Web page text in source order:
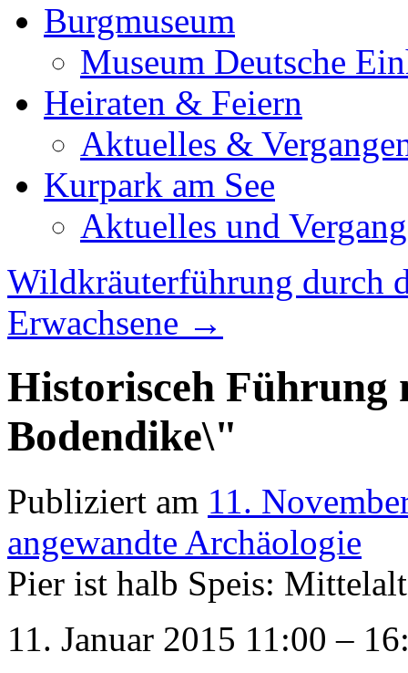
Burgmuseum
Museum Deutsche
Heiraten & Feiern
Aktuelles &
Kurpark am See
Aktuelles und
Wildkräuterführung durch
Erwachsene →
Historisceh
Bodendike\"
Publiziert am 11.
angewandte Archäologie
Pier ist halb Speis:
11. Januar 2015 11:00 –